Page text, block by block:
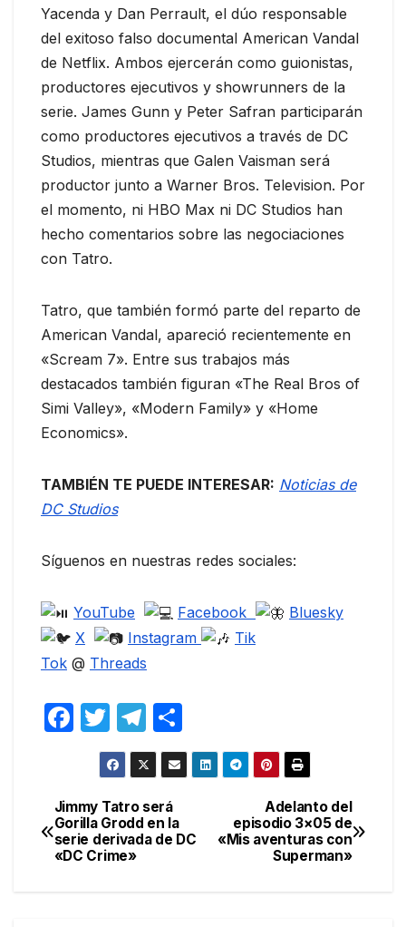
Yacenda y Dan Perrault, el dúo responsable
del exitoso falso documental American Vandal
de Netflix. Ambos ejercerán como guionistas,
productores ejecutivos y showrunners de la
serie. James Gunn y Peter Safran participarán
como productores ejecutivos a través de DC
Studios, mientras que Galen Vaisman será
productor junto a Warner Bros. Television. Por
el momento, ni HBO Max ni DC Studios han
hecho comentarios sobre las negociaciones
con Tatro.
Tatro, que también formó parte del reparto de
American Vandal, apareció recientemente en
«Scream 7». Entre sus trabajos más
destacados también figuran «The Real Bros of
Simi Valley», «Modern Family» y «Home
Economics».
TAMBIÉN TE PUEDE INTERESAR: Noticias de
DC Studios
Síguenos en nuestras redes sociales:
YouTube Facebook
Bluesky
X
Instagram
Tik
Tok @ Threads
F
e
b
o
T
w
itt
er
T
el
e
gr
a
o
m
ar
Navegación
de
Adelanto del
episodio 3×05 de
«Mis aventuras con
Superman»
Jimmy Tatro será
Gorilla Grodd en la
serie derivada de DC
«DC Crime»